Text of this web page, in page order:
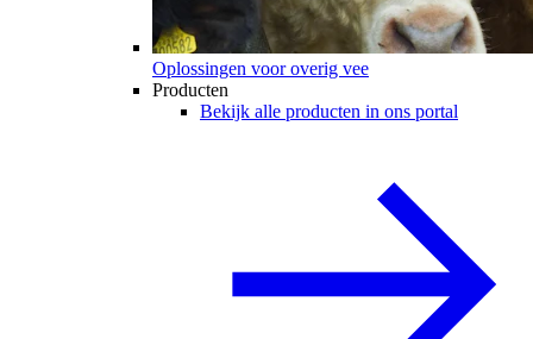
Oplossingen voor overig vee
Producten
Bekijk alle producten in ons portal